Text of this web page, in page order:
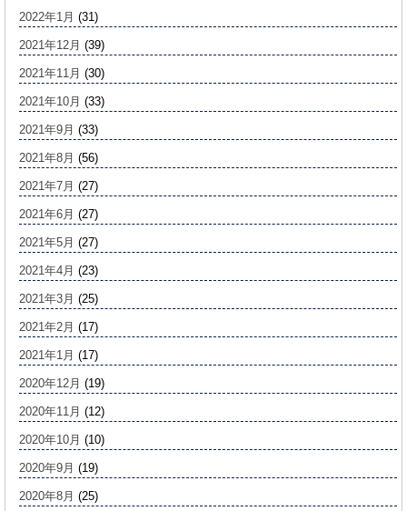
2022年1月 (31)
2021年12月 (39)
2021年11月 (30)
2021年10月 (33)
2021年9月 (33)
2021年8月 (56)
2021年7月 (27)
2021年6月 (27)
2021年5月 (27)
2021年4月 (23)
2021年3月 (25)
2021年2月 (17)
2021年1月 (17)
2020年12月 (19)
2020年11月 (12)
2020年10月 (10)
2020年9月 (19)
2020年8月 (25)